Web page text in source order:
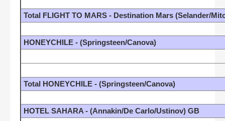
Total FLIGHT TO MARS - Destination Mars (Selander/
HONEYCHILE - (Springsteen/Canova)
Total HONEYCHILE - (Springsteen/Canova)
HOTEL SAHARA - (Annakin/De Carlo/Ustinov) GB